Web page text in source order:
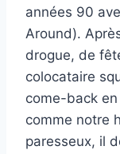
années 90
Around).
drogue, de
colocataire
come-back
comme notre
paresseux, il